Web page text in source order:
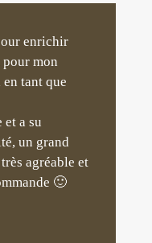
enrichir
mon
tant que
et a su
un grand
agréable et
🙂